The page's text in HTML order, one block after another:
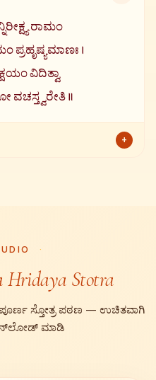
ರಾಮಂ
।
ವಿದಿತ್ವಾ
ವಚಸ್ತ್ವರೇತಿ ॥
+
Hridaya Stotra
ಸ್ತೋತ್ರ ಪಠಣ — ಉಚಿತವಾಗಿ
ಮಾಡಿ